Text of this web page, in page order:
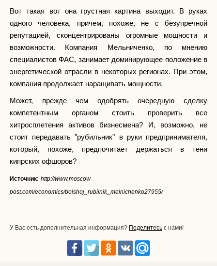
Вот такая вот она грустная картина выходит. В руках
одного человека, причем, похоже, не с безупречной
репутацией, сконцентрированы огромные мощности и
возможности. Компания Мельниченко, по мнению
специалистов ФАС, занимает доминирующее положение в
энергетической отрасли в некоторых регионах. При этом,
компания продолжает наращивать мощности.
Может, прежде чем одобрять очередную сделку
компетентным органом стоить проверить все
хитросплетения активов бизнесмена? И, возможно, не
стоит передавать "рубильник" в руки предпринимателя,
который, похоже, предпочитает держаться в тени
кипрских офшоров?
Источник: http://www.moscow-
post.com/economics/bolshoj_rubilnik_melnichenko27955/
У Вас есть дополнительная информация? Поделитесь с нами!